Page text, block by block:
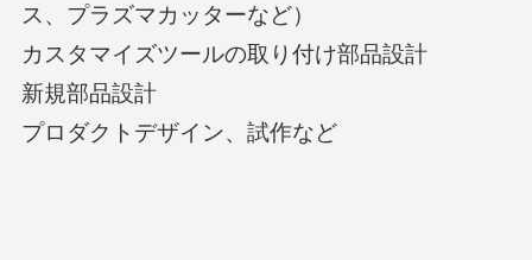
ス、プラズマカッターなど）
カスタマイズツールの取り付け部品設計
新規部品設計
プロダクトデザイン、試作など